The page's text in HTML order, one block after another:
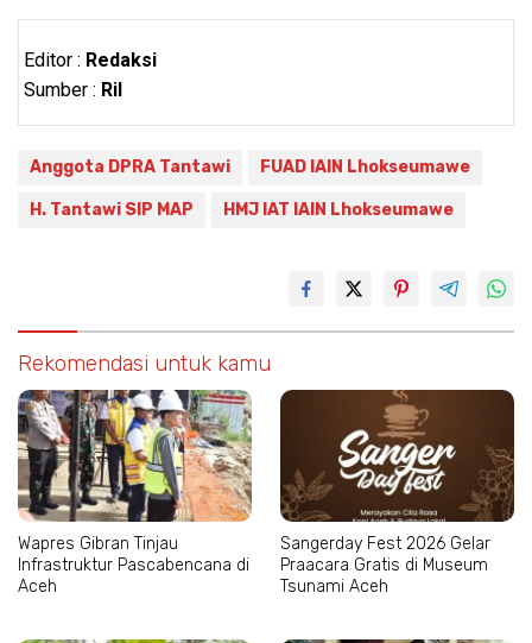
Editor : Redaksi
Sumber : Ril
Anggota DPRA Tantawi FUAD IAIN Lhokseumawe
H. Tantawi SIP MAP HMJ IAT IAIN Lhokseumawe
Rekomendasi untuk kamu
Wapres Gibran Tinjau
Infrastruktur Pascabencana di
Aceh
Sangerday Fest 2026 Gelar
Praacara Gratis di Museum
Tsunami Aceh